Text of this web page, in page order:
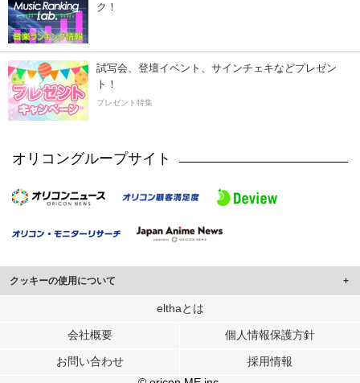
ク！
試写会、登壇イベント、サインチェキなどプレゼン
ト！
プレゼント特集
オリコングループサイト
クッキーの使用について
このサイトでは Cookie を使用して、ユーザーに合わせたコンテンツや広告の
行っています。
メディアや広告配信、データ解析の各パートナーに提供しています。
各パートナーは、この情報とユーザーが各パートナーに提供した他の情報や、
elthaとは
会社概要 個人情報保護方針
お問い合わせ
採用情報